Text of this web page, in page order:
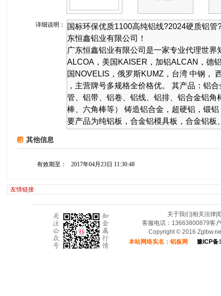
详细说明：
其他信息
有效期至： 2017年04月23日 11:30:48
友情链接:
关于我们 相关法律|
客服电话：13663800879客
Copyright © 2016
本站网络实名：铝板网
豫ICP备